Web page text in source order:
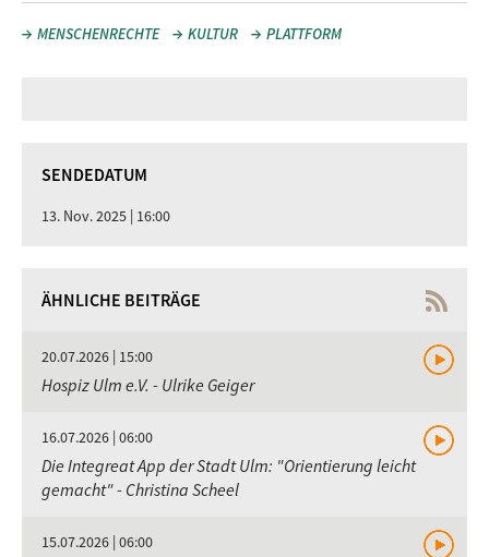
MENSCHENRECHTE KULTUR PLATTFORM
SENDEDATUM
13. Nov. 2025 | 16:00
ÄHNLICHE BEITRÄGE
20.07.2026 | 15:00
Hospiz Ulm e.V. - Ulrike Geiger
16.07.2026 | 06:00
Die Integreat App der Stadt Ulm: "Orientierung leicht
gemacht" - Christina Scheel
15.07.2026 | 06:00